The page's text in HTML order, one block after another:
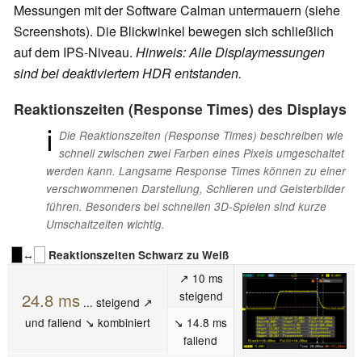
Messungen mit der Software Calman untermauern (siehe
Screenshots). Die Blickwinkel bewegen sich schließlich
auf dem IPS-Niveau. Hinweis: Alle Displaymessungen
sind bei deaktiviertem HDR entstanden.
Reaktionszeiten (Response Times) des Displays
ℹ Die Reaktionszeiten (Response Times) beschreiben wie
schnell zwischen zwei Farben eines Pixels umgeschaltet
werden kann. Langsame Response Times können zu einer
verschwommenen Darstellung, Schlieren und Geisterbilder
führen. Besonders bei schnellen 3D-Spielen sind kurze
Umschaltzeiten wichtig.
↔
Reaktionszeiten Schwarz zu Weiß
24.8 ms ... steigend ↗
und fallend ↘ kombiniert
↗ 10 ms
steigend
↘ 14.8 ms
fallend